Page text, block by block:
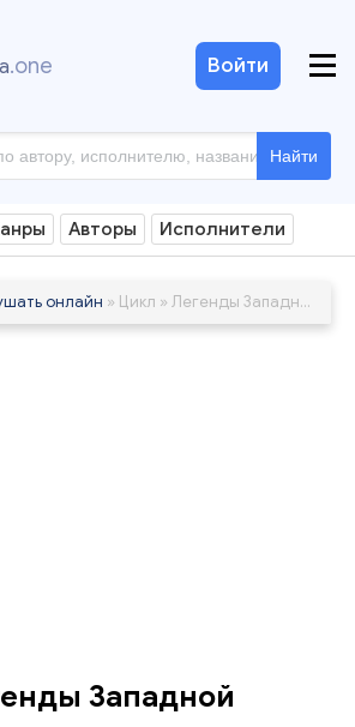
.one
Найти
Войти
Авторы Исполнители
онлайн » Цикл » Легенды Западной Сибири
Западной